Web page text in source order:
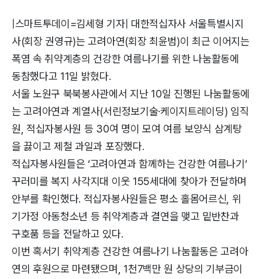
|스마트투데이=김세형 기자| 대한적십자사 서울특별시지
사(회장 권영규)는 고려아연(회장 최윤범)이 최근 이어지는
폭염 속 취약계층의 건강한 여름나기를 위한 나눔활동에
동참했다고 11일 밝혔다.
서울 노원구 북북봉사관에서 지난 10일 진행된 나눔활동에
는 고려아연과 계열사(서린정보기술·케이지트레이딩) 임직
원, 적십자봉사원 등 30여 명이 모여 여름 보양식 삼계탕
을 끓이고 제철 과일과 포장했다.
적십자봉사원들은 ‘고려아연과 함께하는 건강한 여름나기’
꾸러미를 복지 사각지대 이웃 155세대에 찾아가 전달하며
안부를 확인했다. 적십자봉사원들은 평소 홀몸어르신, 위
기가정 아동청소년 등 취약계층과 결연을 맺고 밑반찬과
구호품 등을 전달하고 있다.
이번 혹서기 취약계층 건강한 여름나기 나눔활동은 고려아
연의 후원으로 마련됐으며, 1천7백만 원 상당의 기부금이